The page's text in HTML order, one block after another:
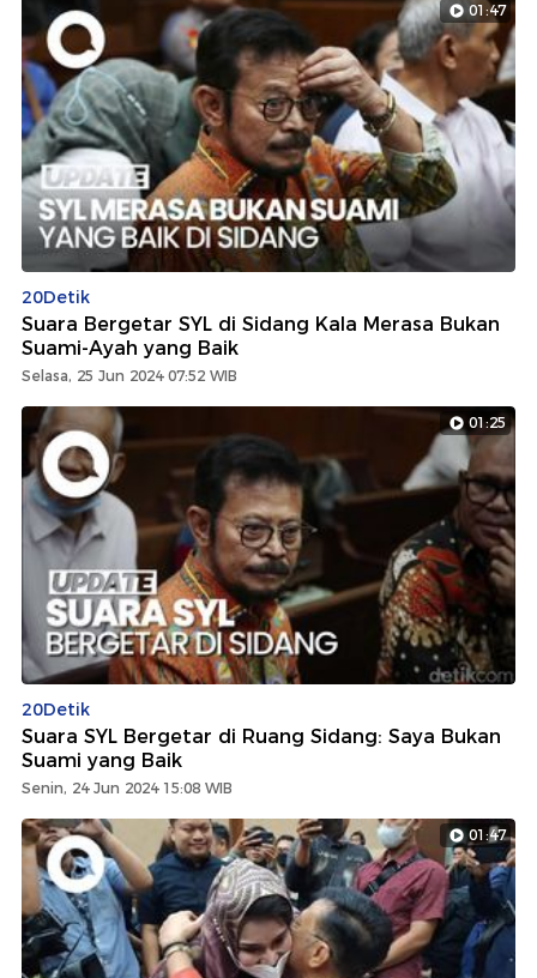
01:47
20Detik
Suara Bergetar SYL di Sidang Kala Merasa Bukan
Suami-Ayah yang Baik
Selasa, 25 Jun 2024 07:52 WIB
01:25
20Detik
Suara SYL Bergetar di Ruang Sidang: Saya Bukan
Suami yang Baik
Senin, 24 Jun 2024 15:08 WIB
01:47